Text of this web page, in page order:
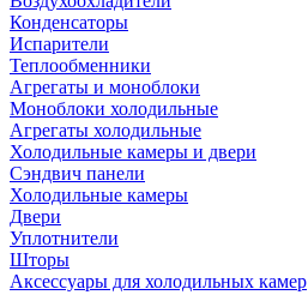
Конденсаторы
Испарители
Теплообменники
Агрегаты и моноблоки
Моноблоки холодильные
Агрегаты холодильные
Холодильные камеры и двери
Сэндвич панели
Холодильные камеры
Двери
Уплотнители
Шторы
Аксессуары для холодильных камер